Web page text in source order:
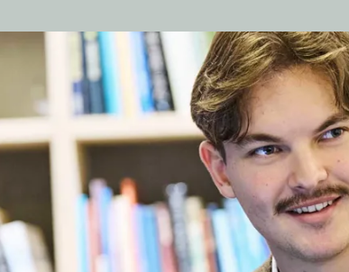
Telefon
+45 2264 7560